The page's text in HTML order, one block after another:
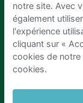
notre site. Avec
également
l'expérience
cliquant sur «
cookies de notre
cookies.